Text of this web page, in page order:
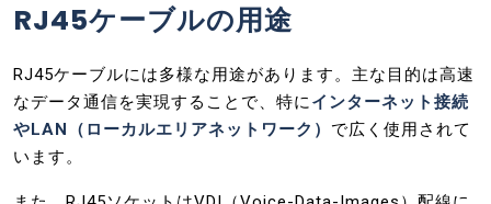
RJ45ケーブルの用途
RJ45ケーブルには多様な用途があります。主な目的は高速
なデータ通信を実現することで、特にインターネット接続
やLAN（ローカルエリアネットワーク） で広く使用されて
います。